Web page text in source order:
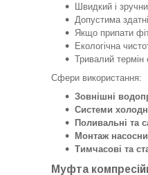
Швидкий і
Допустима
Якщо припати
Екологічна
Тривалий термін
Сфери використання:
Зовнішні
Системи
Поливальні та
Монтаж
Тимчасові та
Муфта